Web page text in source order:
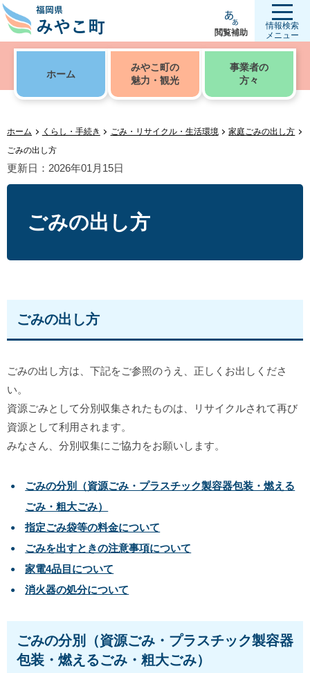
閲覧補助
情報検索
メニュー
ホーム
みやこ町の
魅力・観光
事業者の
方々
ホーム くらし・手続き ごみ・リサイクル・生活環境
家庭ごみの出し方
ごみの出し方
更新日：2026年01月15日
ごみの出し方
ごみの出し方
ごみの出し方は、下記をご参照のうえ、正しくお出しくださ
い。
資源ごみとして分別収集されたものは、リサイクルされて再び
資源として利用されます。
みなさん、分別収集にご協力をお願いします。
ごみの分別（資源ごみ・プラスチック製容器包装・燃える
ごみ・粗大ごみ）
指定ごみ袋等の料金について
ごみを出すときの注意事項について
家電4品目について
消火器の処分について
ごみの分別（資源ごみ・プラスチック製容器
包装・燃えるごみ・粗大ごみ）